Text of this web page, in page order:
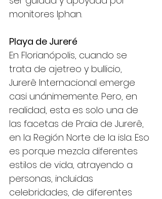
monitores Iphan.
Playa de Jureré
En Florianópolis, cuando se
trata de ajetreo y bullicio,
Jurerê Internacional emerge
casi unánimemente. Pero, en
realidad, esta es solo una de
las facetas de Praia de Jurerê,
en la Región Norte de la isla. Eso
es porque mezcla diferentes
estilos de vida, atrayendo a
personas, incluidas
celebridades, de diferentes